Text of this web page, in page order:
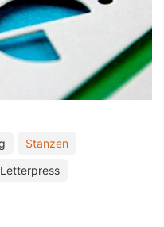
Stanzen
Letterpress